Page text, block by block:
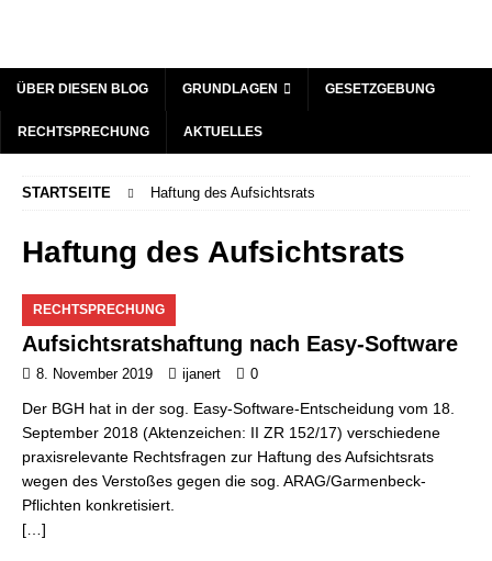
ÜBER DIESEN BLOG GRUNDLAGEN GESETZGEBUNG
RECHTSPRECHUNG AKTUELLES
STARTSEITE Haftung des Aufsichtsrats
Haftung des Aufsichtsrats
RECHTSPRECHUNG
Aufsichtsratshaftung nach Easy-Software
8. November 2019 ijanert 0
Der BGH hat in der sog. Easy-Software-Entscheidung vom 18.
September 2018 (Aktenzeichen: II ZR 152/17) verschiedene
praxisrelevante Rechtsfragen zur Haftung des Aufsichtsrats
wegen des Verstoßes gegen die sog. ARAG/Garmenbeck-
Pflichten konkretisiert.
[…]